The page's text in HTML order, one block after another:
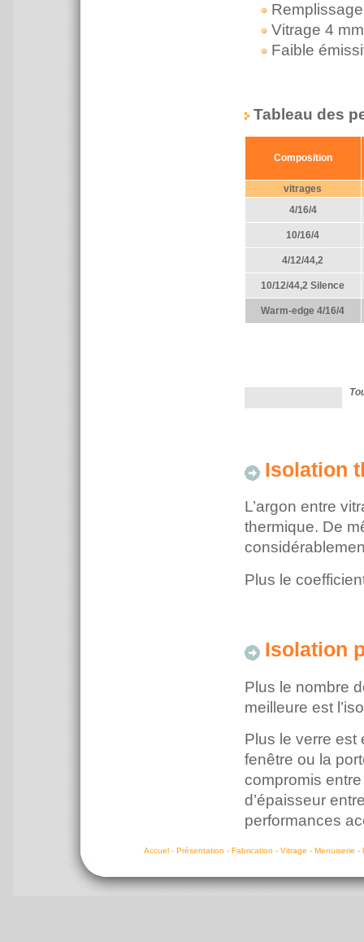
Vitrage 4
Faible
Tableau des
Composition
vitrages
4/16/4
10/16/4
4/12/44,2
10/12/44,2 Silence
Warm-edge 4/16/4
Isolation
L’argon entre
thermique. De
Plus le
Isolation
Plus le nombre
meilleure est
Plus le verre est
fenêtre ou la
compromis
d’épaisseur
performances
Accuel - Présentation - Fabrication - Vitrage - Menuiserie